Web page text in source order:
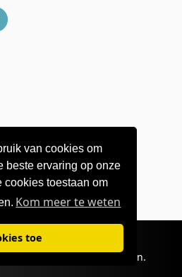
van cookies om
beste ervaring op onze
cookies toestaan ​​om
Kom meer te weten
toe
Alle rechten voorbehouden.